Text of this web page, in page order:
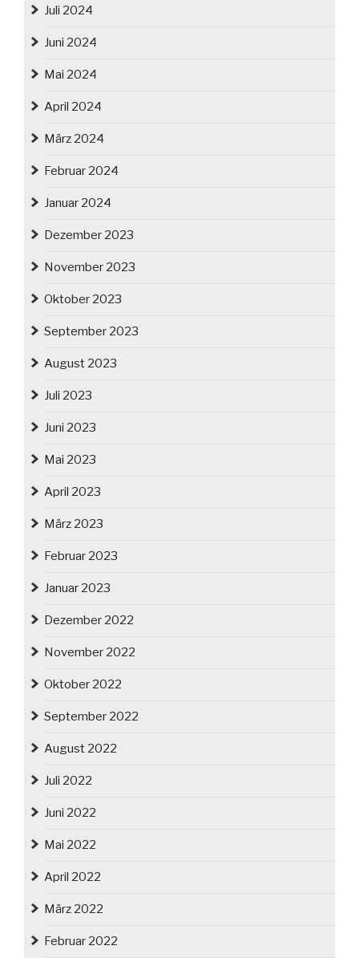
Juli 2024
Juni 2024
Mai 2024
April 2024
März 2024
Februar 2024
Januar 2024
Dezember 2023
November 2023
Oktober 2023
September 2023
August 2023
Juli 2023
Juni 2023
Mai 2023
April 2023
März 2023
Februar 2023
Januar 2023
Dezember 2022
November 2022
Oktober 2022
September 2022
August 2022
Juli 2022
Juni 2022
Mai 2022
April 2022
März 2022
Februar 2022